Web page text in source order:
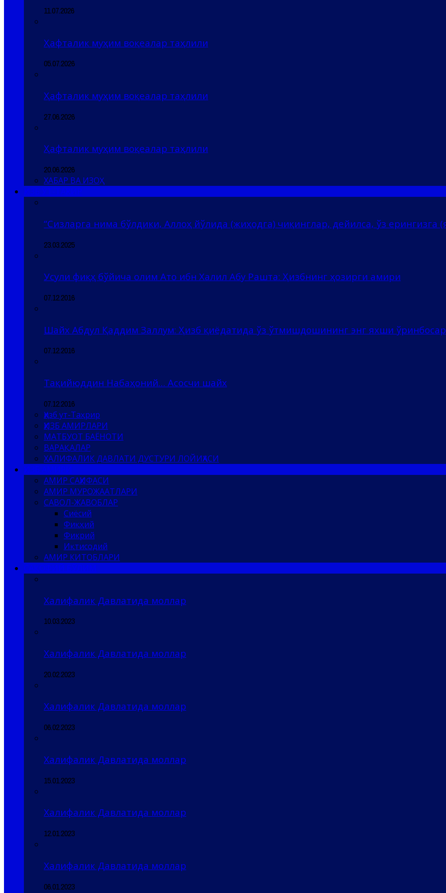
11.07.2026
Ҳафталик муҳим воқеалар таҳлили
05.07.2026
Ҳафталик муҳим воқеалар таҳлили
27.06.2026
Ҳафталик муҳим воқеалар таҳлили
20.06.2026
ХАБАР ВА ИЗОҲ
“Сизларга нима бўлдики, Аллоҳ йўлида (жиҳодга) чиқинглар, дейилса, ўз ерингизга
23.03.2025
Усули фиқҳ бўйича олим Ато ибн Халил Абу Рашта: Ҳизбнинг ҳозирги амири
07.12.2016
Шайх Абдул Қаддим Заллум: Ҳизб қиёдатида ўз ўтмишдошининг энг яхши
07.12.2016
Тақийюддин Набаҳоний… Асосчи шайх
07.12.2016
Ҳизб ут-Таҳрир
ҲИЗБ АМИРЛАРИ
МАТБУОТ БАЁНОТИ
ВАРАҚАЛАР
ХАЛИФАЛИК ДАВЛАТИ ДУСТУРИ ЛОЙИҲАСИ
АМИР САҲИФАСИ
АМИР МУРОЖААТЛАРИ
САВОЛ-ЖАВОБЛАР
Сиёсий
Фиқҳий
Фикрий
Иқтисодий
АМИР КИТОБЛАРИ
Халифалик Давлатида моллар
10.03.2023
Халифалик Давлатида моллар
20.02.2023
Халифалик Давлатида моллар
06.02.2023
Халифалик Давлатида моллар
15.01.2023
Халифалик Давлатида моллар
12.01.2023
Халифалик Давлатида моллар
06.01.2023